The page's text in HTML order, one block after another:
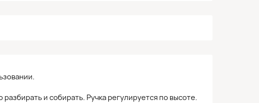
и собирать. Ручка регулируется по высоте.